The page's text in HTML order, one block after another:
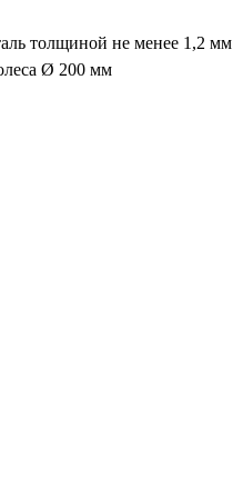
толщиной не менее 1,2 мм
Ø 200 мм